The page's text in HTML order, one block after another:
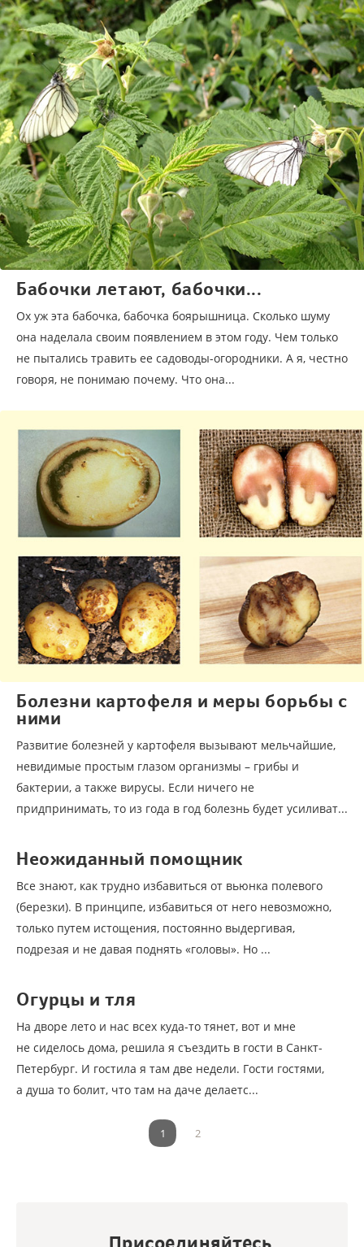
Бабочки летают, бабочки...
Ох уж эта бабочка, бабочка боярышница. Сколько шуму
она наделала своим появлением в этом году. Чем только
не пытались травить ее садоводы-огородники. А я, честно
говоря, не понимаю почему. Что она...
Болезни картофеля и меры борьбы с
ними
Развитие болезней у картофеля вызывают мельчайшие,
невидимые простым глазом организмы – грибы и
бактерии, а также вирусы. Если ничего не
придпринимать, то из года в год болезнь будет усиливат...
Неожиданный помощник
Все знают, как трудно избавиться от вьюнка полевого
(березки). В принципе, избавиться от него невозможно,
только путем истощения, постоянно выдергивая,
подрезая и не давая поднять «головы». Но ...
Огурцы и тля
На дворе лето и нас всех куда-то тянет, вот и мне
не сиделось дома, решила я съездить в гости в Санкт-
Петербург. И гостила я там две недели. Гости гостями,
а душа то болит, что там на даче делаетс...
1 2